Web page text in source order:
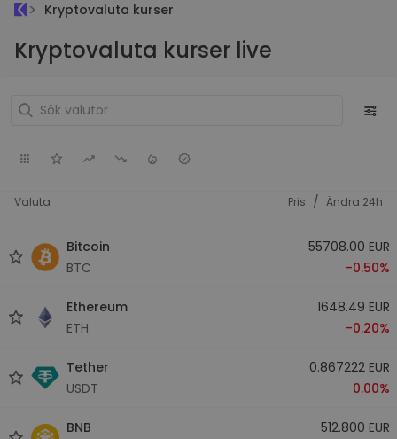
Kryptovaluta kurser
Kryptovaluta kurser live
Valuta Pris / Ändra 24h
Bitcoin
BTC
55708.00 EUR
-0.50%
Ethereum
ETH
1648.49 EUR
-0.20%
Tether
USDT
0.867222 EUR
0.00%
BNB
512.800 EUR